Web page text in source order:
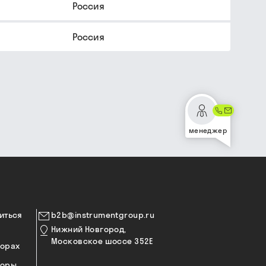
Россия
Россия
менеджер
b2b@instrumentgroup.ru
Нижний Новгород,
Московское шоссе 352Е